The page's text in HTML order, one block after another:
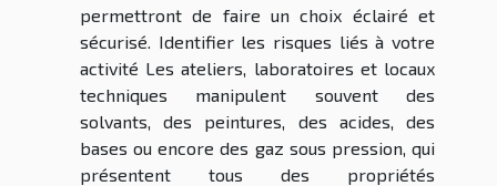
permettront de faire un choix éclairé et
sécurisé. Identifier les risques liés à votre
activité Les ateliers, laboratoires et locaux
techniques manipulent souvent des
solvants, des peintures, des acides, des
bases ou encore des gaz sous pression, qui
présentent tous des propriétés